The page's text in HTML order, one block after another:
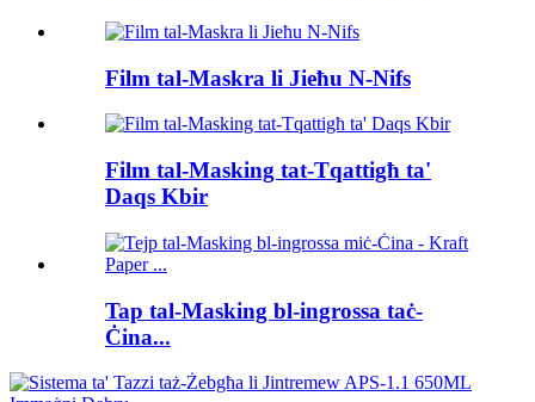
Film tal-Maskra li Jieħu N-Nifs
Film tal-Masking tat-Tqattigħ ta'
Daqs Kbir
Tap tal-Masking bl-ingrossa taċ-
Ċina...